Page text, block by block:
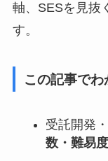
軸、SESを見抜
す。
この記事でわ
受託開発
数・難易